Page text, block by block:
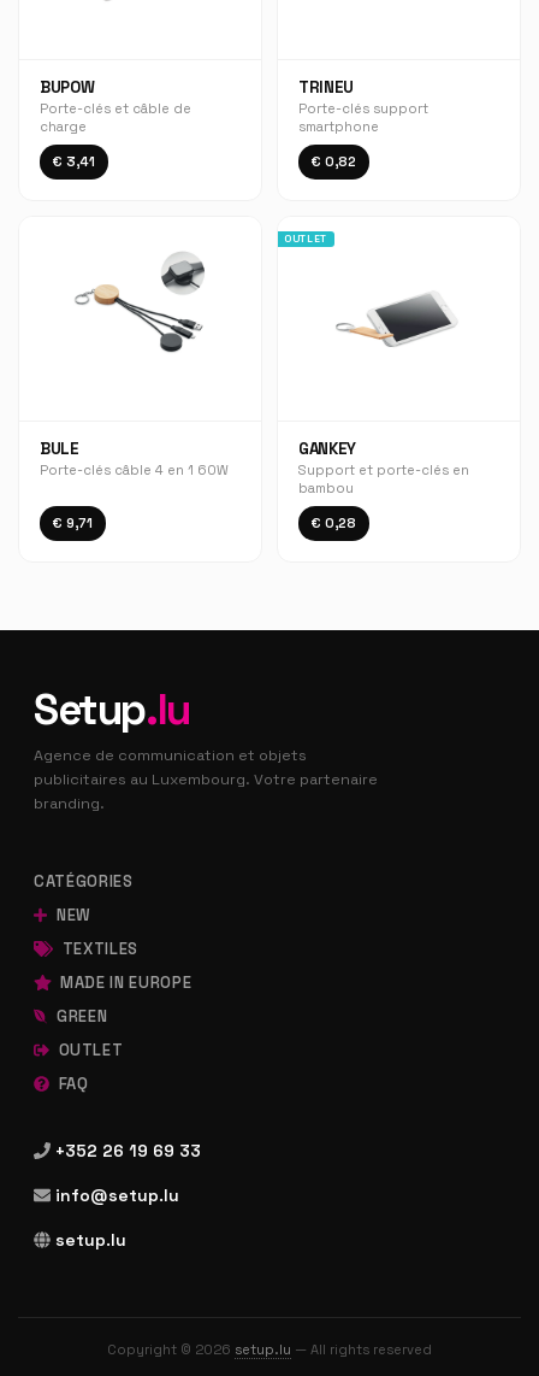
BUPOW
Porte-clés et câble de
charge
€ 3,41
TRINEU
Porte-clés support
smartphone
€ 0,82
BULE
Porte-clés câble 4 en 1 60W
€ 9,71
OUTLET
GANKEY
Support et porte-clés en
bambou
€ 0,28
Setup.lu
Agence de communication et objets
publicitaires au Luxembourg. Votre partenaire
branding.
CATÉGORIES
NEW
TEXTILES
MADE IN EUROPE
GREEN
OUTLET
FAQ
+352 26 19 69 33
info@setup.lu
setup.lu
Copyright © 2026 setup.lu — All rights reserved